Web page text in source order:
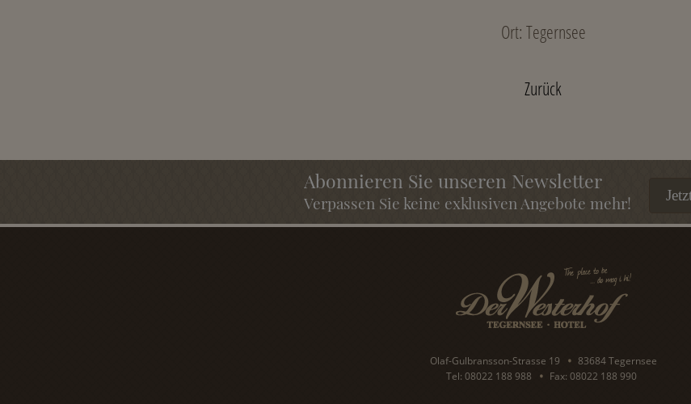
Ort: Tegernsee
Zurück
Abonnieren Sie unseren Newsletter
Verpassen Sie keine exklusiven Angebote mehr!
Olaf-Gulbransson-Strasse 19
83684 Tegernsee
Tel: 08022 188 988
Fax: 08022 188 990